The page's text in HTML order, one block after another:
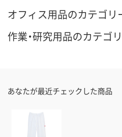
オフィス用品のカテゴリ
作業・研究用品のカテゴ
あなたが最近チェックした商品